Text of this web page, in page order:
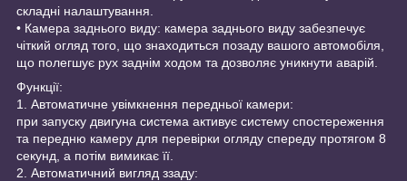
складні налаштування.
• Камера заднього виду: камера заднього виду забезпечує
чіткий огляд того, що знаходиться позаду вашого автомобіля,
що полегшує рух заднім ходом та дозволяє уникнути аварій.
Функції:
1. Автоматичне увімкнення передньої камери:
при запуску двигуна система активує систему спостереження
та передню камеру для перевірки огляду спереду протягом 8
секунд, а потім вимикає її.
2. Автоматичний вигляд ззаду: